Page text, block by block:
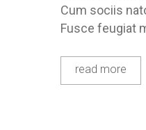
Cum sociis
Fusce feugiat
read more